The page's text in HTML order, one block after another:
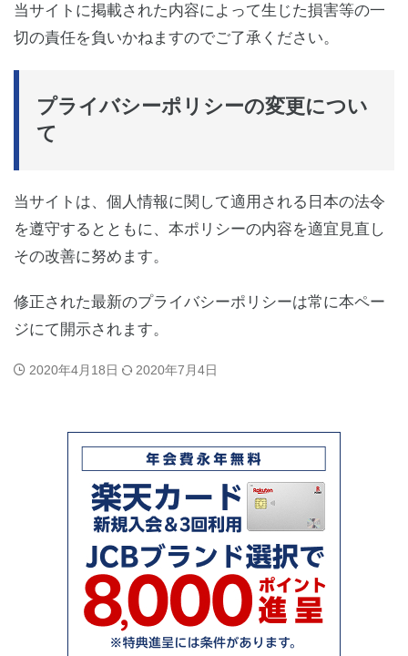
当サイトに掲載された内容によって生じた損害等の一
切の責任を負いかねますのでご了承ください。
プライバシーポリシーの変更につい
て
当サイトは、個人情報に関して適用される日本の法令
を遵守するとともに、本ポリシーの内容を適宜見直し
その改善に努めます。
修正された最新のプライバシーポリシーは常に本ペー
ジにて開示されます。
2020年4月18日 2020年7月4日